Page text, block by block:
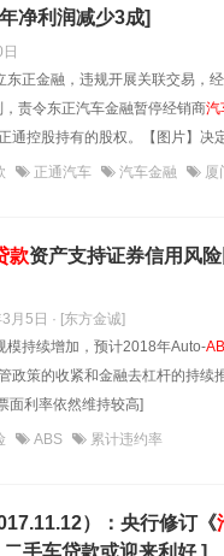
净利润减少3成]
东正金融，违规开展关联交易，
责令东正汽车金融暂停经销商汽
通控股持有的股权。【图片】决
正通汽车 汽车金融 厦
款资产支持证券信用风
月5日 · [东方金诚]
模持续增加，预计2018年Auto-
政策的收紧和金融去杠杆的持续
面利率依然维持较高]
ABS 累计违约率
）：央行修订《
手车贷款或迎来利好 ]